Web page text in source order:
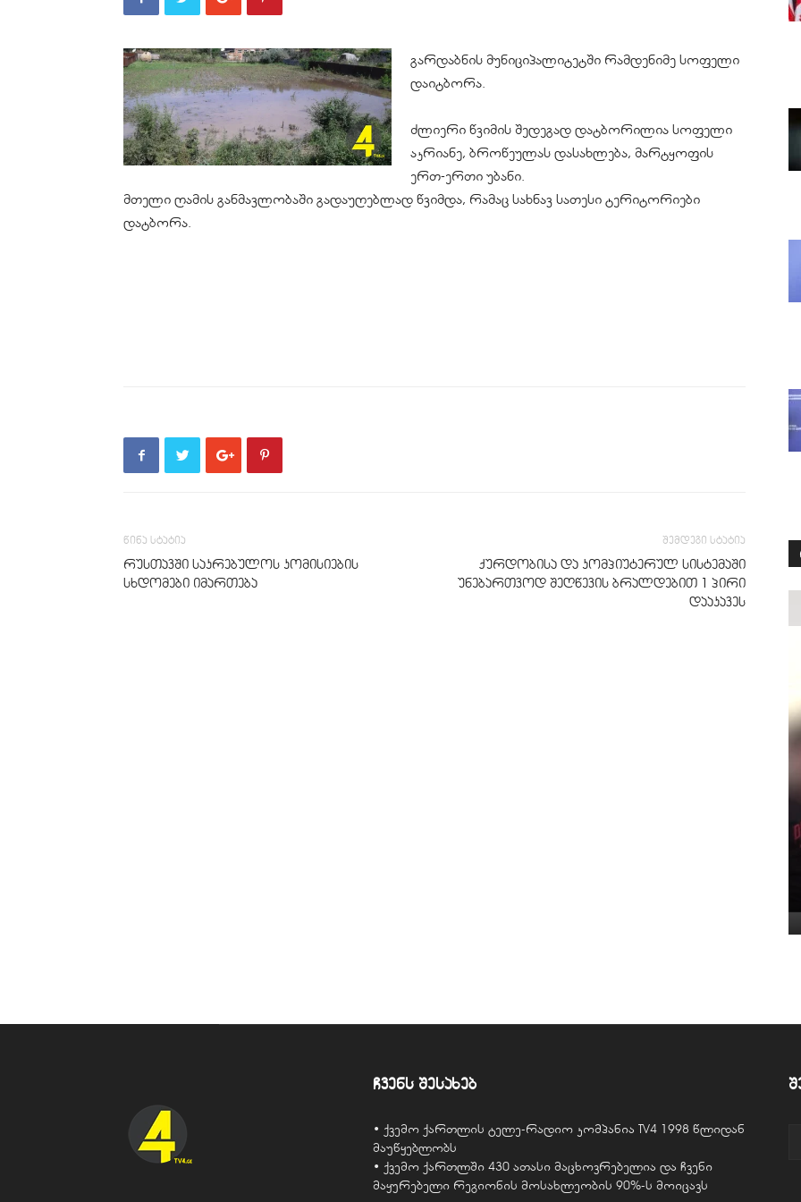
გარდაბნის მუნიციპალიტეტში რამდენიმე სოფელი
დაიტბორა.
ძლიერი წვიმის შედეგად დატბორილია სოფელი
აკრიანე, ბროწეულას დასახლება, მარტყოფის
ერთ-ერთი უბანი.
მთელი ღამის განმავლობაში გადაუღებლად წვიმდა, რამაც სახნავ სათესი ტერიტორიები
დატბორა.
წინა სტატია
რუსთავში საკრებულოს კომისიების
სხდომები იმართება
შემდეგი სტატია
ქურდობისა და კომპიუტერულ სისტემაში
უნებართვოდ შეღწევის ბრალდებით 1 პირი
დააკავეს
ჩვენს შესახებ
• ქვემო ქართლის ტელე-რადიო კომპანია TV4 1998 წლიდან
მაუწყებლობს
• ქვემო ქართლში 430 ათასი მაცხოვრებელია და ჩვენი
მაყურებელი რეგიონის მოსახლეობის 90%-ს მოიცავს